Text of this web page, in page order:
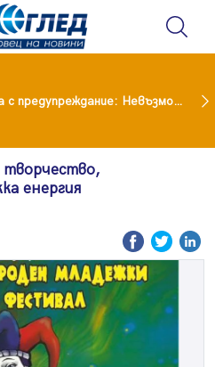
Москва с предупреждание: Невъзможно е да бъде победена ядрена сила като Русия
творчество,
енергия